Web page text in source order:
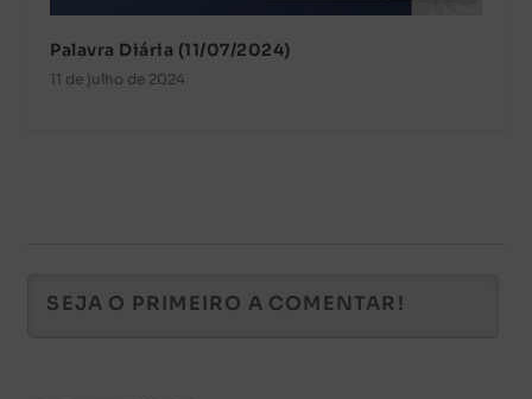
Palavra Diária (11/07/2024)
11 de julho de 2024